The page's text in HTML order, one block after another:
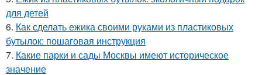
для детей
6. Как сделать ежика своими руками из пластиковых
бутылок: пошаговая инструкция
7. Какие парки и сады Москвы имеют историческое
значение